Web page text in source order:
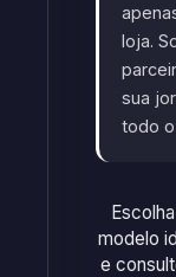
loja.
sua
todo
modelo
e